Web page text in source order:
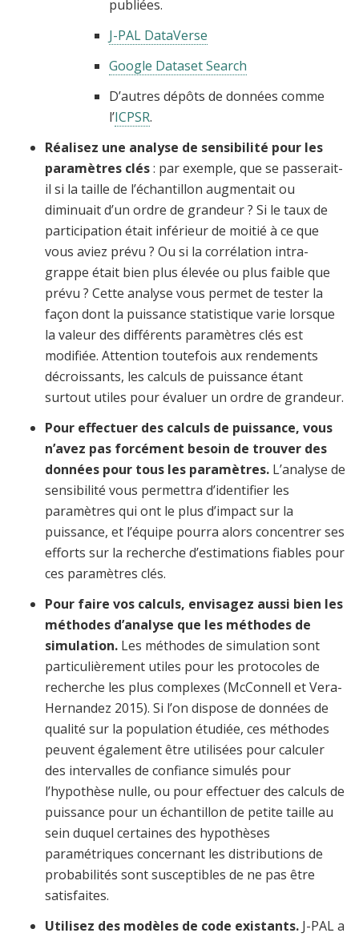
publiées.
J-PAL DataVerse
Google Dataset Search
D’autres dépôts de données comme
l’ICPSR.
Réalisez une analyse de sensibilité pour les
paramètres clés: par exemple, que se passerait-
il si la taille de l’échantillon augmentait ou
diminuait d’un ordre de grandeur ? Si le taux de
participation était inférieur de moitié à ce que
vous aviez prévu ? Ou si la corrélation intra-
grappe était bien plus élevée ou plus faible que
prévu ? Cette analyse vous permet de tester la
façon dont la puissance statistique varie lorsque
la valeur des différents paramètres clés est
modifiée. Attention toutefois aux rendements
décroissants, les calculs de puissance étant
surtout utiles pour évaluer un ordre de grandeur.
Pour effectuer des calculs de puissance, vous
n’avez pas forcément besoin de trouver des
données pour tous les paramètres. L’analyse de
sensibilité vous permettra d’identifier les
paramètres qui ont le plus d’impact sur la
puissance, et l’équipe pourra alors concentrer ses
efforts sur la recherche d’estimations fiables pour
ces paramètres clés.
Pour faire vos calculs, envisagez aussi bien les
méthodes d’analyse que les méthodes de
simulation. Les méthodes de simulation sont
particulièrement utiles pour les protocoles de
recherche les plus complexes (McConnell et Vera-
Hernandez 2015). Si l’on dispose de données de
qualité sur la population étudiée, ces méthodes
peuvent également être utilisées pour calculer
des intervalles de confiance simulés pour
l’hypothèse nulle, ou pour effectuer des calculs de
puissance pour un échantillon de petite taille au
sein duquel certaines des hypothèses
paramétriques concernant les distributions de
probabilités sont susceptibles de ne pas être
satisfaites.
Utilisez des modèles de code existants. J-PAL a